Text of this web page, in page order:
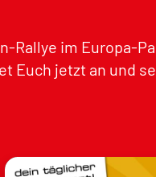
Rallye im Europa-
Euch jetzt an und